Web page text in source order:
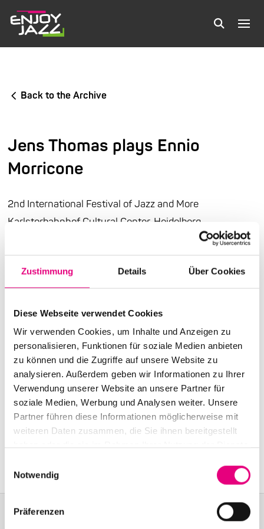
Zustimmung Details Über Cookies
Diese Webseite verwendet Cookies
Wir verwenden Cookies, um Inhalte und Anzeigen zu
personalisieren, Funktionen für soziale Medien anbieten
zu können und die Zugriffe auf unsere Website zu
analysieren. Außerdem geben wir Informationen zu Ihrer
Verwendung unserer Website an unsere Partner für
soziale Medien, Werbung und Analysen weiter. Unsere
Partner führen diese Informationen möglicherweise mit
weiteren Daten zusammen, die Sie ihnen bereitgestellt
Notwendig
Präferenzen
Back to the Archive
Jens Thomas plays Ennio
Morricone
2nd International Festival of Jazz and More
Karlstorbahnhof Cultural Center, Heidelberg
Start:October
, 2000 – 9:00 p.m.
Cast:
Jens Thomas: piano, vocals
Nationality: Italy, Germany
Karlstorbahnhof Cultural Center, Heidelberg: 1Am
Karlstor, Heidelberg
Event Series: JensThomas Plays Ennio Morricone